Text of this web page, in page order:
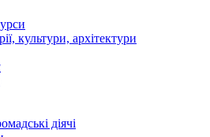
культури, архітектури
діячі